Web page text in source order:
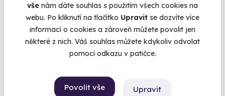
vše nám dáte souhlas s použitím všech cookies na
webu. Po kliknutí na tlačítko Upravit se dozvíte více
informací o cookies a zároveň můžete povolit jen
některé z nich. Váš souhlas můžete kdykoliv odvolat
pomocí odkazu v patičce.
Povolit vše Upravit
Volný termín už 07. 08. 2026